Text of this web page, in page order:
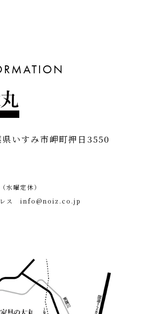
県いすみ市岬町押日3550
曜定休）
レスinfo@noiz.co.jp